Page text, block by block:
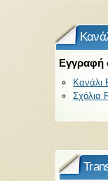
Εγγραφή
Κανάλι
Σχόλια